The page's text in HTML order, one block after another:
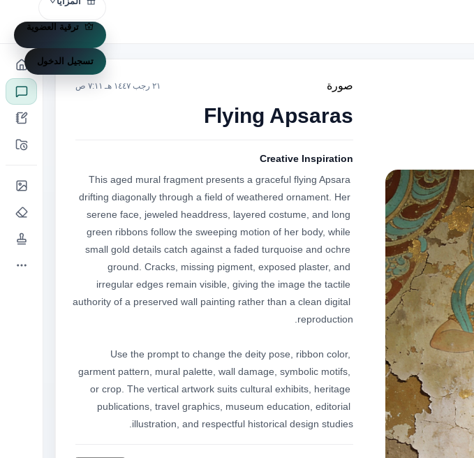
ترقية العضوية
تسجيل الدخول
صورة ٢١ رجب ١٤٤٧ هـ ٧:١١ ص
Flying Apsaras
Creative Inspiration
This aged mural fragment presents a graceful flying Apsara
drifting diagonally through a field of weathered ornament. Her
serene face, jeweled headdress, layered costume, and long
green ribbons follow the sweeping motion of her body, while
small gold details catch against a faded turquoise and ochre
ground. Cracks, missing pigment, exposed plaster, and
irregular edges remain visible, giving the image the tactile
authority of a preserved wall painting rather than a clean digital
Use the prompt to change the deity pose, ribbon color,
garment pattern, mural palette, wall damage, symbolic motifs,
or crop. The vertical artwork suits cultural exhibits, heritage
publications, travel graphics, museum education, editorial
illustration, and respectful historical design studies.